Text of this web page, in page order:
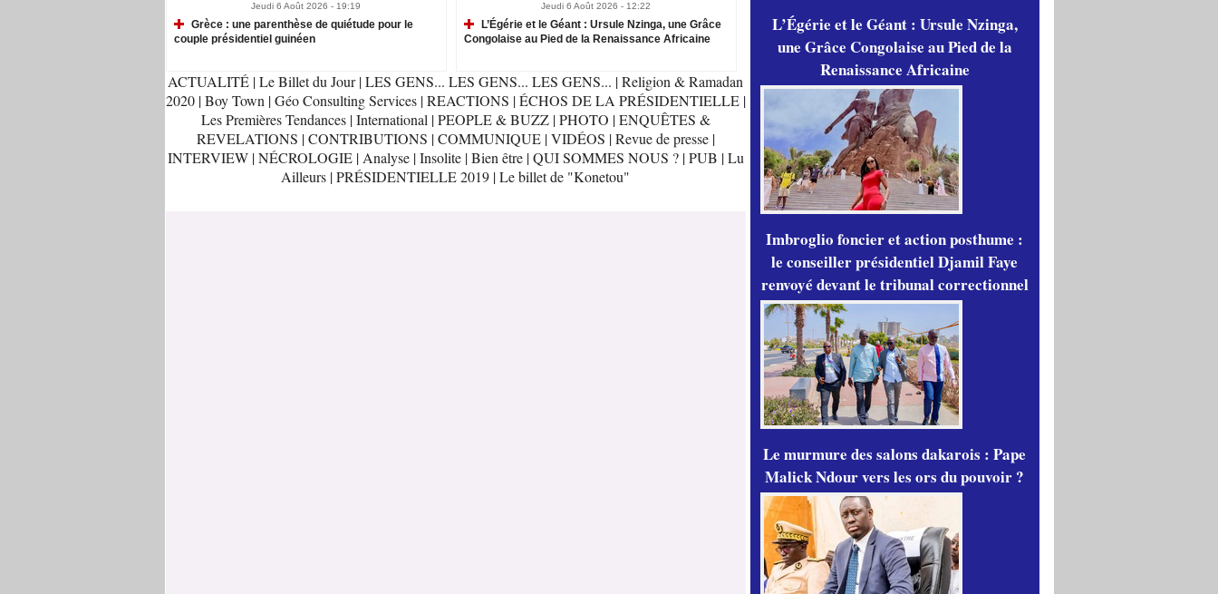
Jeudi 6 Août 2026 - 19:19
Grèce : une parenthèse de quiétude pour le
couple présidentiel guinéen
Jeudi 6 Août 2026 - 12:22
L’Égérie et le Géant : Ursule Nzinga, une Grâce
Congolaise au Pied de la Renaissance Africaine
ACTUALITÉ |Le Billet du Jour |LES GENS... LES GENS... LES GENS... |Religion & Ramadan
2020 |Boy Town |Géo Consulting Services |REACTIONS |ÉCHOS DE LA PRÉSIDENTIELLE |
Les Premières Tendances |International |PEOPLE & BUZZ |PHOTO |ENQUÊTES &
REVELATIONS |CONTRIBUTIONS |COMMUNIQUE |VIDÉOS |Revue de presse |
INTERVIEW |NÉCROLOGIE |Analyse |Insolite |Bien être |QUI SOMMES NOUS ? |PUB |Lu
Ailleurs |PRÉSIDENTIELLE 2019 |Le billet de "Konetou"
L’Égérie et le Géant : Ursule Nzinga,
une Grâce Congolaise au Pied de la
Renaissance Africaine
Imbroglio foncier et action posthume :
le conseiller présidentiel Djamil Faye
renvoyé devant le tribunal correctionnel
Le murmure des salons dakarois : Pape
Malick Ndour vers les ors du pouvoir ?